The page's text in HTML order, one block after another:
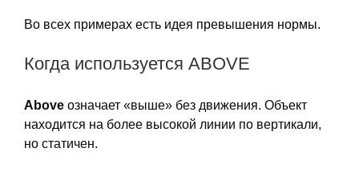
Во всех примерах есть идея превышения нормы.
Когда используется ABOVE
Above означает «выше» без движения. Объект
находится на более высокой линии по вертикали,
но статичен.